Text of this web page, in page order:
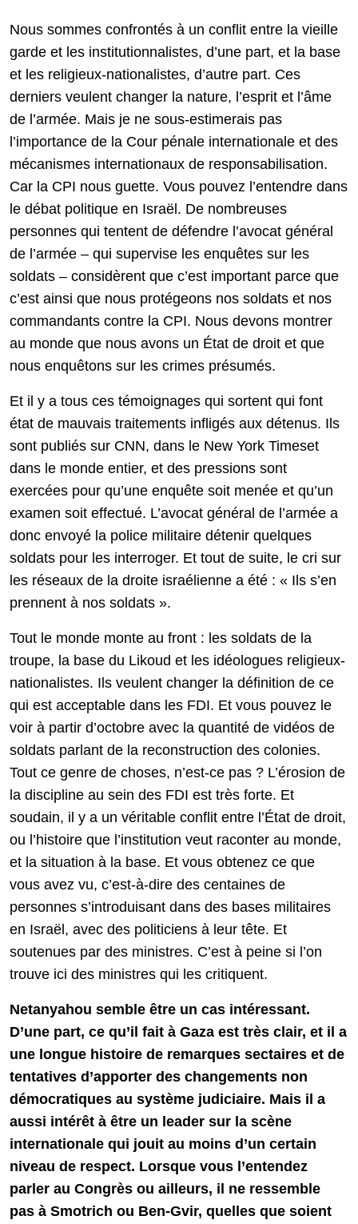
Nous sommes confrontés à un conflit entre la vieille
garde et les institutionnalistes, d’une part, et la base
et les religieux-nationalistes, d’autre part. Ces
derniers veulent changer la nature, l’esprit et l’âme
de l’armée. Mais je ne sous-estimerais pas
l’importance de la Cour pénale internationale et des
mécanismes internationaux de responsabilisation.
Car la CPI nous guette. Vous pouvez l’entendre dans
le débat politique en Israël. De nombreuses
personnes qui tentent de défendre l’avocat général
de l’armée – qui supervise les enquêtes sur les
soldats – considèrent que c’est important parce que
c’est ainsi que nous protégeons nos soldats et nos
commandants contre la CPI. Nous devons montrer
au monde que nous avons un État de droit et que
nous enquêtons sur les crimes présumés.
Et il y a tous ces témoignages qui sortent qui font
état de mauvais traitements infligés aux détenus. Ils
sont publiés sur CNN, dans le New York Timeset
dans le monde entier, et des pressions sont
exercées pour qu’une enquête soit menée et qu’un
examen soit effectué. L’avocat général de l’armée a
donc envoyé la police militaire détenir quelques
soldats pour les interroger. Et tout de suite, le cri sur
les réseaux de la droite israélienne a été : « Ils s’en
prennent à nos soldats ».
Tout le monde monte au front : les soldats de la
troupe, la base du Likoud et les idéologues religieux-
nationalistes. Ils veulent changer la définition de ce
qui est acceptable dans les FDI. Et vous pouvez le
voir à partir d’octobre avec la quantité de vidéos de
soldats parlant de la reconstruction des colonies.
Tout ce genre de choses, n’est-ce pas ? L’érosion de
la discipline au sein des FDI est très forte. Et
soudain, il y a un véritable conflit entre l’État de droit,
ou l’histoire que l’institution veut raconter au monde,
et la situation à la base. Et vous obtenez ce que
vous avez vu, c’est-à-dire des centaines de
personnes s’introduisant dans des bases militaires
en Israël, avec des politiciens à leur tête. Et
soutenues par des ministres. C’est à peine si l’on
trouve ici des ministres qui les critiquent.
Netanyahou semble être un cas intéressant.
D’une part, ce qu’il fait à Gaza est très clair, et il a
une longue histoire de remarques sectaires et de
tentatives d’apporter des changements non
démocratiques au système judiciaire. Mais il a
aussi intérêt à être un leader sur la scène
internationale qui jouit au moins d’un certain
niveau de respect. Lorsque vous l’entendez
parler au Congrès ou ailleurs, il ne ressemble
pas à Smotrich ou Ben-Gvir, quelles que soient